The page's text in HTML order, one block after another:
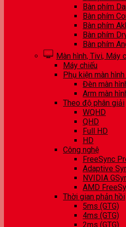
Bàn phím
Bàn phím
Bàn phím
Bàn phím
Bàn phím
Màn hình, Tivi, Máy
Máy chiếu
Phụ kiện màn
Đèn màn
Arm màn
Theo độ phân giải
WQHD
QHD
Full HD
HD
Công nghệ
FreeSync
Adaptive
NVIDIA
AMD
Thời gian phản hồi
5ms (GTG)
4ms (GTG)
2ms (GTG)